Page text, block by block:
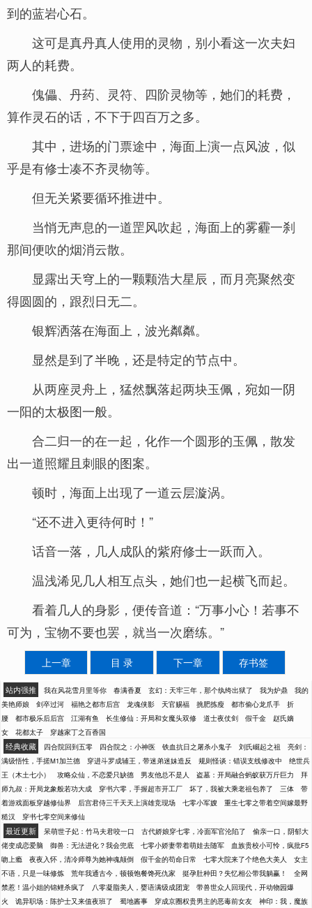
到的蓝岩心石。
这可是真丹真人使用的灵物，别小看这一次夫妇
两人的耗费。
傀儡、丹药、灵符、四阶灵物等，她们的耗费，
算作灵石的话，不下于四百万之多。
其中，进场的门票途中，海面上演一点风波，似
乎是有修士凑不齐灵物等。
但无关紧要循环推进中。
当悄无声息的一道罡风吹起，海面上的雾霾一刹
那间便吹的烟消云散。
显露出天穹上的一颗颗浩大星辰，而月亮聚然变
得圆圆的，跟烈日无二。
银辉洒落在海面上，波光粼粼。
显然是到了半晚，还是特定的节点中。
从两座灵舟上，猛然飘落起两块玉佩，宛如一阴
一阳的太极图一般。
合二归一的在一起，化作一个圆形的玉佩，散发
出一道照耀且刺眼的图案。
顿时，海面上出现了一道云层漩涡。
“还不进入更待何时！”
话音一落，几人成队的紫府修士一跃而入。
温浅浠见几人相互点头，她们也一起横飞而起。
看着几人的身影，便传音道：“万事小心！若事不
可为，宝物不要也罢，就当一次磨练。”
上一章 目 录 下一章 存书签
站内强推 我在风花雪月里等你 春满香夏 玄幻：天牢三年，那个纨绔出狱了 我为炉鼎
我的
美艳师娘
剑卒过河 福艳之都市后宫 龙魂侠影 天官赐福 挑肥拣瘦 都市偷心龙爪手
折
腰
都市极乐后后宫 江湖有鱼 长生修仙：开局和女魔头双修 道士夜仗剑 假千金
赵氏嫡
女
花都太子 穿越家丁之百香国
经典收藏 四合院回到五零 四合院之：小神医 铁血抗日之屠杀小鬼子 刘氏崛起之祖
亮剑：
满级悟性，手搓M1加兰德
穿进斗罗成辅王，带迷弟迷妹造反 规则怪谈：错误支线修改中
绝世兵
王（木土七小）
攻略众仙，不恋爱只缺德 男友他总不是人 盗墓：开局融合蚂蚁获万斤巨力
拜
师九叔：开局龙象般若功大成
穿书六零，手握超市开工厂 坏了，我被大乘老祖包养了 三体
带
着游戏面板穿越修仙界
后宫君侍三千天天上演雄竞现场 七零小军嫂
重生七零之带着空间嫁最野
糙汉
穿书七零空间来修仙
最近更新 呆萌世子妃：竹马夫君咬一口 古代娇娘穿七零，冷面军官沦陷了
偷亲一口，阴郁大
佬变成恋爱脑
御兽：无法进化？我会兜底 七零小娇妻带着萌娃去随军
血族贵校小可怜，疯批F5
吻上瘾
夜夜入怀，清冷师尊为她神魂颠倒 假千金的苟命日常 七零大院来了个绝色大美人
女主
不语，只是一味修炼
荒年我通古今，顿顿饱餐馋死仇家 挺孕肚种田？失忆相公带我躺赢！
全网
禁惹！温小姐的锦鲤杀疯了
八零凝脂美人，婴语满级成团宠
带兽世众人回现代，开动物园爆
火
诡异职场：陈护士又来值夜班了 蜀地酱事 穿成京圈权贵男主的恶毒前女友 神印：我，魔族